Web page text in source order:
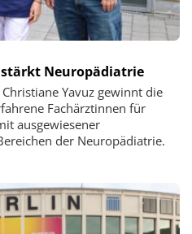
stärkt Neuropädiatrie
Yavuz gewinnt die
Fachärztinnen für
ausgewiesener
der Neuropädiatrie.